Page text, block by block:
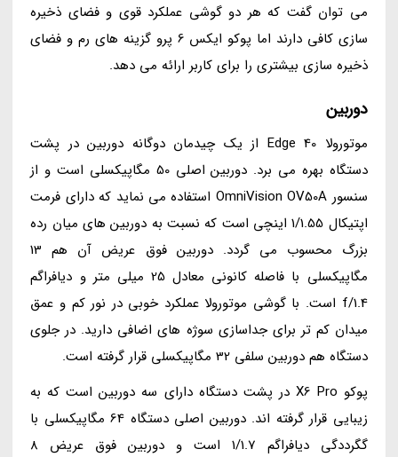
می توان گفت که هر دو گوشی عملکرد قوی و فضای ذخیره
سازی کافی دارند اما پوکو ایکس 6 پرو گزینه های رم و فضای
ذخیره سازی بیشتری را برای کاربر ارائه می دهد.
دوربین
موتورولا Edge 40 از یک چیدمان دوگانه دوربین در پشت
دستگاه بهره می برد. دوربین اصلی 50 مگاپیکسلی است و از
سنسور OmniVision OV50A استفاده می نماید که دارای فرمت
اپتیکال 1/1.55 اینچی است که نسبت به دوربین های میان رده
بزرگ محسوب می گردد. دوربین فوق عریض آن هم 13
مگاپیکسلی با فاصله کانونی معادل 25 میلی متر و دیافراگم
f/1.4 است. با گوشی موتورولا عملکرد خوبی در نور کم و عمق
میدان کم تر برای جداسازی سوژه های اضافی دارید. در جلوی
دستگاه هم دوربین سلفی 32 مگاپیکسلی قرار گرفته است.
پوکو X6 Pro در پشت دستگاه دارای سه دوربین است که به
زیبایی قرار گرفته اند. دوربین اصلی دستگاه 64 مگاپیکسلی با
گگرددگی دیافراگم 1/1.7 است و دوربین فوق عریض 8